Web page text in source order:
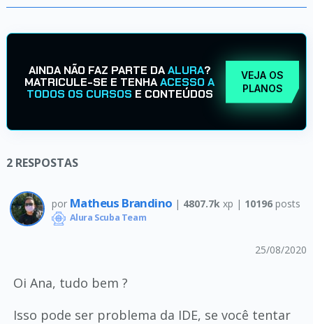
AINDA NÃO FAZ PARTE DAALURA?
MATRICULE-SE E TENHAACESSO A
TODOS OS CURSOS E CONTEÚDOS
VEJA OS
PLANOS
2 RESPOSTAS
por Matheus Brandino | 4807.7k xp | 10196posts
Alura Scuba Team
25/08/2020
Oi Ana, tudo bem ?
Isso pode ser problema da IDE, se você tentar